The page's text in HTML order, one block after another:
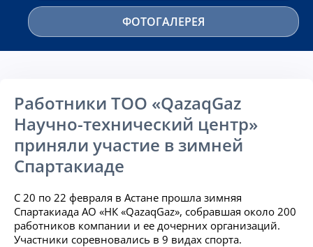
ФОТОГАЛЕРЕЯ
Работники ТОО «QazaqGaz
Научно-технический центр»
приняли участие в зимней
Cпартакиаде
С 20 по 22 февраля в Астане прошла зимняя
Cпартакиада АО «НК «QazaqGaz», собравшая около 200
работников компании и ее дочерних организаций.
Участники соревновались в 9 видах спорта.